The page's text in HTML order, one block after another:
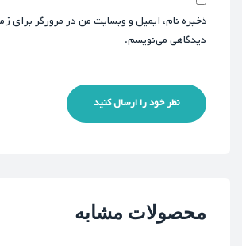
ذخیره نام، ایمیل و وبسایت من در مرورگر برای
دیدگاهی می‌نویسم.
نظر خود را ارسال کنید
محصولات مشابه